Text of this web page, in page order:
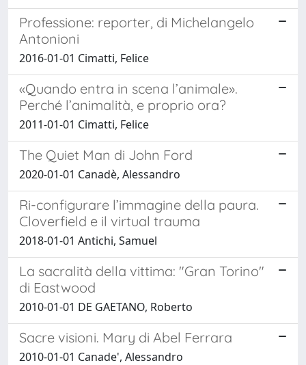
Professione: reporter, di Michelangelo
Antonioni
2016-01-01 Cimatti, Felice
«Quando entra in scena l’animale».
Perché l’animalità, e proprio ora?
2011-01-01 Cimatti, Felice
The Quiet Man di John Ford
2020-01-01 Canadè, Alessandro
Ri-configurare l’immagine della paura.
Cloverfield e il virtual trauma
2018-01-01 Antichi, Samuel
La sacralità della vittima: "Gran Torino"
di Eastwood
2010-01-01 DE GAETANO, Roberto
Sacre visioni. Mary di Abel Ferrara
2010-01-01 Canade', Alessandro